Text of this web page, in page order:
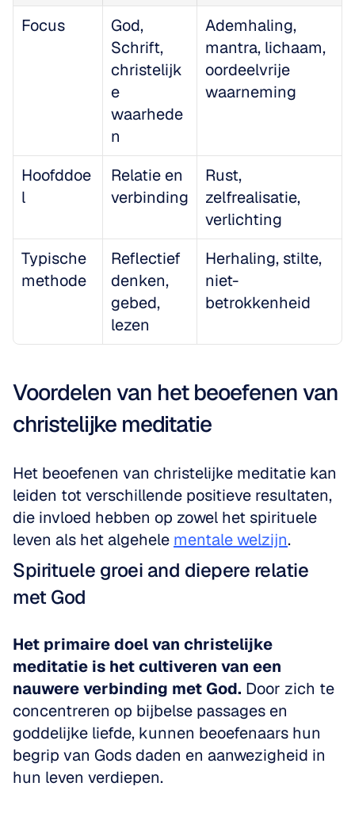
Focus
God,
Schrift,
christelijk
e
waarhede
n
Ademhaling,
mantra, lichaam,
oordeelvrije
waarneming
Hoofddoe
l
Relatie en
verbinding
Rust,
zelfrealisatie,
verlichting
Typische
methode
Reflectief
denken,
gebed,
lezen
Herhaling, stilte,
niet-
betrokkenheid
Voordelen van het beoefenen van
christelijke meditatie
Het beoefenen van christelijke meditatie kan
leiden tot verschillende positieve resultaten,
die invloed hebben op zowel het spirituele
leven als het algehele mentale welzijn.
Spirituele groei and diepere relatie
met God
Het primaire doel van christelijke
meditatie is het cultiveren van een
nauwere verbinding met God. Door zich te
concentreren op bijbelse passages en
goddelijke liefde, kunnen beoefenaars hun
begrip van Gods daden en aanwezigheid in
hun leven verdiepen.